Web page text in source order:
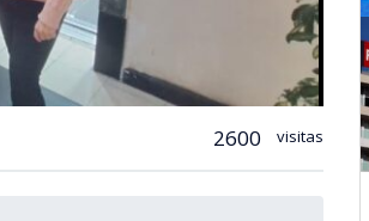
2600 visitas